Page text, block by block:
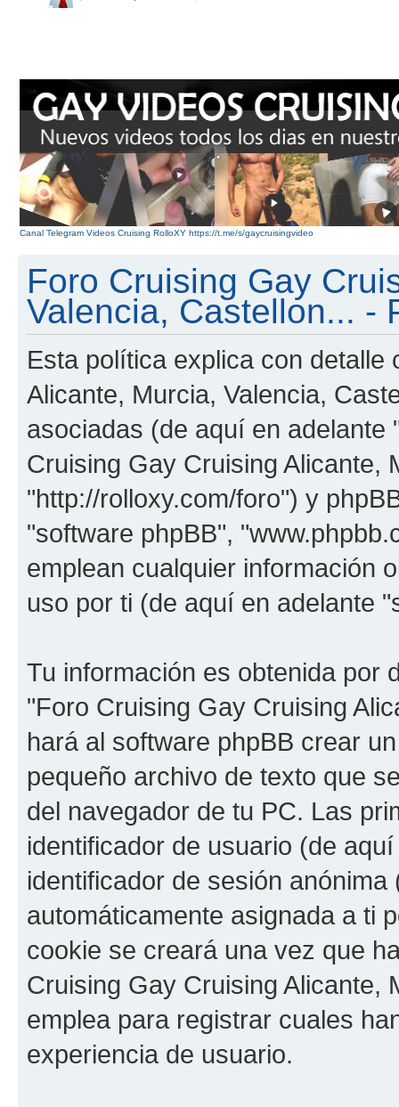
Canal Telegram Videos Cruising RolloXY https://t.me/s/gaycruisingvideo
Foro Cruising Gay
Valencia, Castellon... -
Esta política explica con
Alicante, Murcia, Valencia,
asociadas (de aquí en
Cruising Gay Cruising Alicante,
"http://rolloxy.com/foro") y
"software phpBB",
emplean cualquier información
uso por ti (de aquí en adelante
Tu información es obtenida por
"Foro Cruising Gay Cruising
hará al software phpBB crear
pequeño archivo de texto que
del navegador de tu PC. Las
identificador de usuario (de
identificador de sesión
automáticamente asignada a ti
cookie se creará una vez que
Cruising Gay Cruising Alicante,
emplea para registrar cuales
experiencia de usuario.